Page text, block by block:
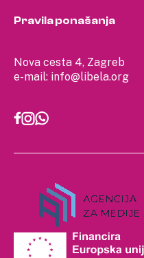
Nova cesta 4, Zagreb
e-mail: info@libela.org
Pravila ponašanja